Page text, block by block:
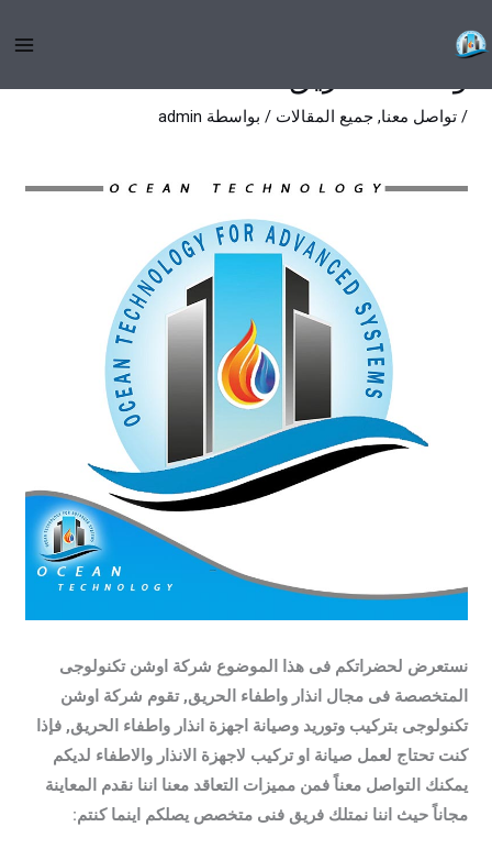
إلىتوريد وتركيب وصيانة اجهزة انذار
/تواصل معنا,جميع المقالات / بواسطة admin
نستعرض لحضراتكم فى هذا الموضوع شركة اوشن تكنولوجى
المتخصصة فى مجال انذار واطفاء الحريق, تقوم شركة اوشن
تكنولوجى بتركيب وتوريد وصيانة اجهزة انذار واطفاء الحريق, فإذا
كنت تحتاج لعمل صيانة او تركيب لاجهزة الانذار والاطفاء لديكم
يمكنك التواصل معناً فمن مميزات التعاقد معنا اننا نقدم المعاينة
مجاناً حيث اننا نمتلك فريق فنى متخصص يصلكم اينما كنتم: